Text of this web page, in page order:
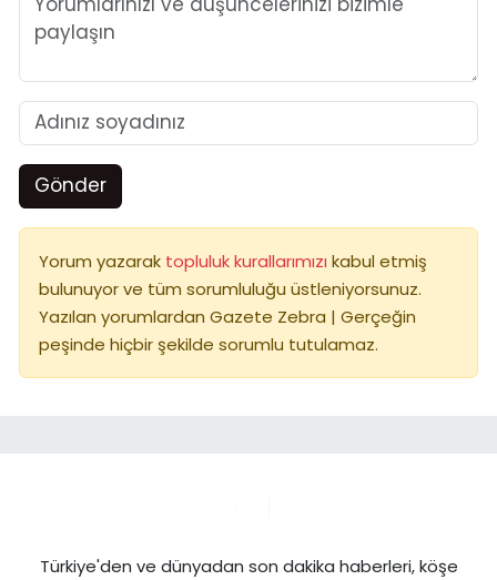
Gönder
Yorum yazarak topluluk kurallarımızı kabul etmiş
bulunuyor ve tüm sorumluluğu üstleniyorsunuz.
Yazılan yorumlardan Gazete Zebra | Gerçeğin
peşinde hiçbir şekilde sorumlu tutulamaz.
Türkiye'den ve dünyadan son dakika haberleri, köşe